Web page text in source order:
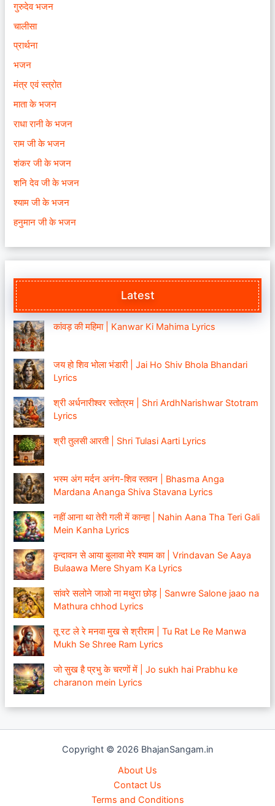
गुरुदेव भजन
चालीसा
प्रार्थना
भजन
मंत्र एवं स्त्रोत
माता के भजन
राधा रानी के भजन
राम जी के भजन
शंकर जी के भजन
शनि देव जी के भजन
श्याम जी के भजन
हनुमान जी के भजन
Latest
कांवड़ की महिमा | Kanwar Ki Mahima Lyrics
जय हो शिव भोला भंडारी | Jai Ho Shiv Bhola Bhandari
Lyrics
श्री अर्धनारीश्वर स्तोत्रम | Shri ArdhNarishwar Stotram
Lyrics
श्री तुलसी आरती | Shri Tulasi Aarti Lyrics
भस्म अंग मर्दन अनंग-शिव स्तवन | Bhasma Anga
Mardana Ananga Shiva Stavana Lyrics
नहीं आना था तेरी गली में कान्हा | Nahin Aana Tha Teri Gali
Mein Kanha Lyrics
वृन्दावन से आया बुलावा मेरे श्याम का | Vrindavan Se Aaya
Bulaawa Mere Shyam Ka Lyrics
सांवरे सलोने जाओ ना मथुरा छोड़ | Sanwre Salone jaao na
Mathura chhod Lyrics
तू रट ले रे मनवा मुख से श्रीराम | Tu Rat Le Re Manwa
Mukh Se Shree Ram Lyrics
जो सुख है प्रभु के चरणों में | Jo sukh hai Prabhu ke
charanon mein Lyrics
Copyright © 2026 BhajanSangam.in
About Us
Contact Us
Terms and Conditions